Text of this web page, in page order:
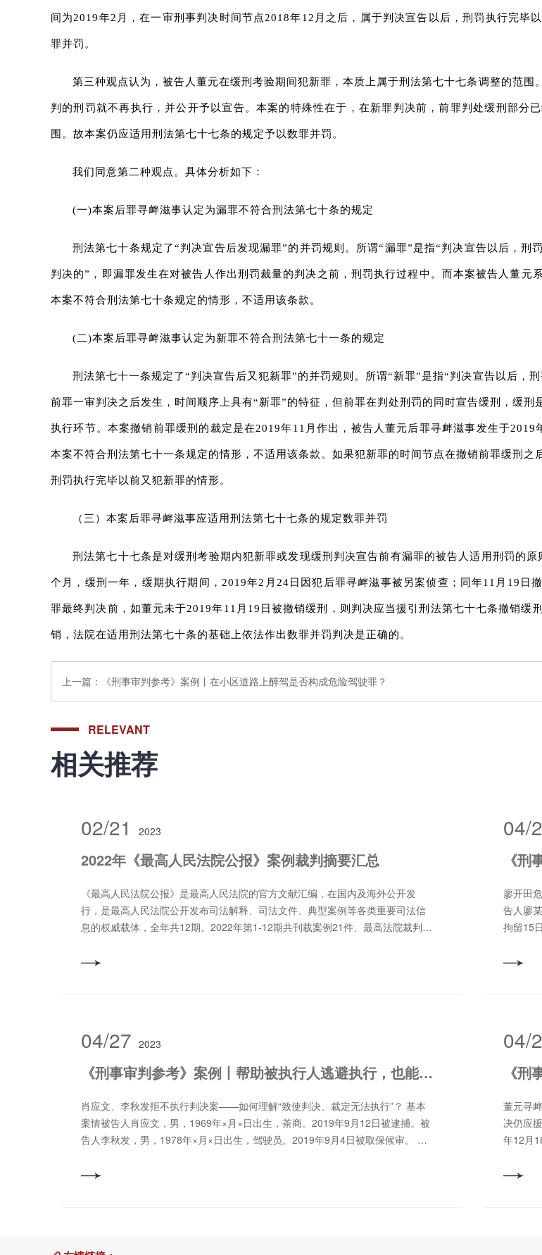
间为2019年2月，在一审刑事判决时间节点2018年12月之后，属于判决宣告以后，刑罚执行完毕
罪并罚。
第三种观点认为，被告人董元在缓刑考验期间犯新罪，本质上属于刑法第七十七条调整的范
判的刑罚就不再执行，并公开予以宣告。本案的特殊性在于，在新罪判决前，前罪判处缓刑部分
围。故本案仍应适用刑法第七十七条的规定予以数罪并罚。
我们同意第二种观点。具体分析如下：
(一)本案后罪寻衅滋事认定为漏罪不符合刑法第七十条的规定
刑法第七十条规定了“判决宣告后发现漏罪”的并罚规则。所谓“漏罪”是指“判决宣告以后，
判决的”，即漏罪发生在对被告人作出刑罚裁量的判决之前，刑罚执行过程中。而本案被告人董元
本案不符合刑法第七十条规定的情形，不适用该条款。
(二)本案后罪寻衅滋事认定为新罪不符合刑法第七十一条的规定
刑法第七十一条规定了“判决宣告后又犯新罪”的并罚规则。所谓“新罪”是指“判决宣告以后，
前罪一审判决之后发生，时间顺序上具有“新罪”的特征，但前罪在判处刑罚的同时宣告缓刑，缓
执行环节。本案撤销前罪缓刑的裁定是在2019年11月作出，被告人董元后罪寻衅滋事发生于
本案不符合刑法第七十一条规定的情形，不适用该条款。如果犯新罪的时间节点在撤销前罪缓刑
刑罚执行完毕以前又犯新罪的情形。
（三）本案后罪寻衅滋事应适用刑法第七十七条的规定数罪并罚
刑法第七十七条是对缓刑考验期内犯新罪或发现缓刑判决宣告前有漏罪的被告人适用刑罚的
个月，缓刑一年，缓期执行期间，2019年2月24日因犯后罪寻衅滋事被另案侦查；同年11月19日
罪最终判决前，如董元未于2019年11月19日被撤销缓刑，则判决应当援引刑法第七十七条撤销
销，法院在适用刑法第七十条的基础上依法作出数罪并罚判决是正确的。
上一篇： 《刑事审判参考》案例丨在小区道路上醉驾是否构成危险驾驶罪？
RELEVANT
相关推荐
02/21 2023
2022年《最高人民法院公报》案例裁判摘要汇总
《最高人民法院公报》是最高人民法院的官方文献汇编，在国内及海外公开发
行，是最高人民法院公开发布司法解释、司法文件、典型案例等各类重要司法信
息的权威载体，全年共12期。2022年第1-12期共刊载案例21件、最高法院裁判文
要梳理汇总如下，供读者参考。2022年第1期 1.华为技术有限公司等与康文森无
院判决对中国诉讼的审理和执行是否会产生实质影响、采取行为保全措施是否符
合国际礼让原则等因素。关于被申请人在域外法院起诉或者申请执行域外法院判
决对中国诉讼的审理和执行是否会产生实质影响，可以考虑中外诉讼的当事人是
国诉讼造成干扰等。关于国际礼让原则，可以考虑案件受理时间先后、案件管辖
适当与否、对域外法院审理和裁判的影响适度与否等。 二、禁止被申请人为一定
行为的行为保全措施具有特殊性，如果被申请人拒不遵守行为保全裁定所确定的
全裁定的持续性违反和对原有状态的持续性改变，应视为其每日均实施了违法行
并以颁发离婚证的形式确认当事人之间婚姻关系解除的行政行为。离婚登记一经
04/
廖开田
告人廖
拘留15
告人廖
广西壮
单位车
停放
的6～7
停放在
主报警
济损失
04/27 2023
《刑事审判参考》案例丨帮助被执行人逃避执行，也能构成拒不执行判决罪
肖应文、李秋发拒不执行判决案——如何理解“致使判决、裁定无法执行”？ 基本
案情被告人肖应文，男，1969年×月×日出生，茶商。2019年9月12日被逮捕。被
告人李秋发，男，1978年×月×日出生，驾驶员。2019年9月4日被取保候审。 福
山市人民法院提起公诉。被告人肖应文对指控事实无异议。被告人李秋发辩称，
04/
董元寻
决仍应
年12月
11月28